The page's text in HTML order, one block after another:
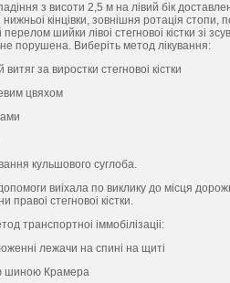
з висоти 2,5 м на лiвий бiк
кiнцiвки, зовнiшня ротацiя стопи,
перелом шийки лiвоi стегновоi кiстки зi
порушена. Виберiть метод лiкування:
за виростки стегновоi кiстки
цвяхом
кульшового суглоба.
виiхала по виклику до мiсця
правоi стегновоi кiстки.
транспортноi iммобiлiзацii:
лежачи на спинi на щитi
шиною Крамера